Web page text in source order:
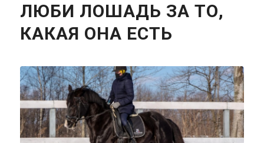
ЛЮБИ ЛОШАДЬ ЗА ТО,
КАКАЯ ОНА ЕСТЬ